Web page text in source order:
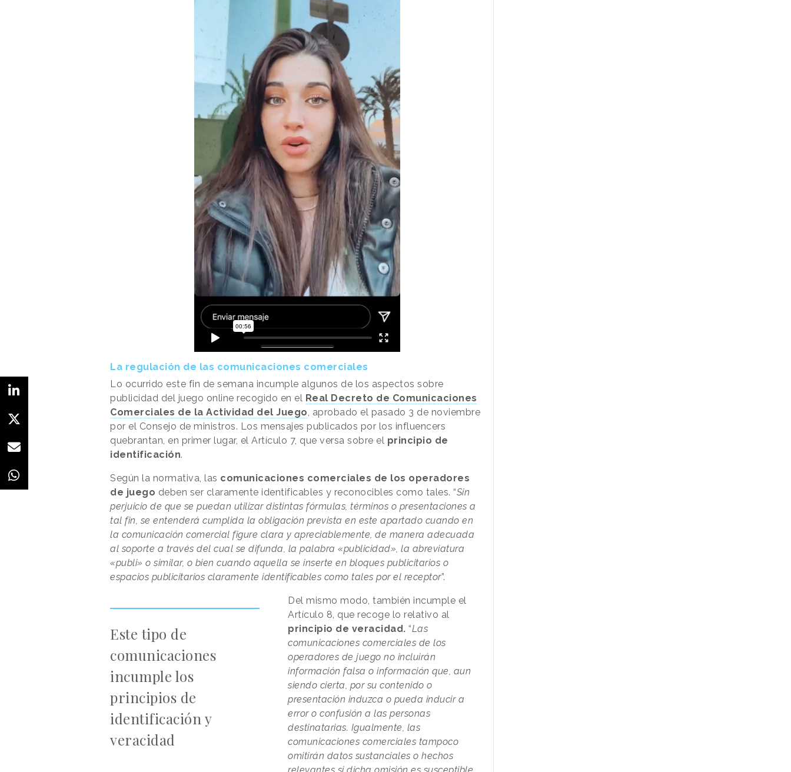
La regulación de las comunicaciones comerciales
Lo ocurrido este fin de semana incumple algunos de los aspectos sobre
publicidad del juego online recogido en el Real Decreto de Comunicaciones
Comerciales de la Actividad del Juego , aprobado el pasado 3 de noviembre
por el Consejo de ministros. Los mensajes publicados por los influencers
quebrantan, en primer lugar, el Artículo 7, que versa sobre el principio de
identificación.
Según la normativa, las comunicaciones comerciales de los operadores
de juego deben ser claramente identificables y reconocibles como tales. “Sin
perjuicio de que se puedan utilizar distintas fórmulas, términos o presentaciones a
tal fin, se entenderá cumplida la obligación prevista en este apartado cuando en
la comunicación comercial figure clara y apreciablemente, de manera adecuada
al soporte a través del cual se difunda, la palabra «publicidad», la abreviatura
«publi» o similar, o bien cuando aquella se inserte en bloques publicitarios o
espacios publicitarios claramente identificables como tales por el receptor”.
Este tipo de
comunicaciones
incumple los
principios de
identificación y
veracidad
Del mismo modo, también incumple el
Artículo 8, que recoge lo relativo al
principio de veracidad. “Las
comunicaciones comerciales de los
operadores de juego no incluirán
información falsa o información que, aun
siendo cierta, por su contenido o
presentación induzca o pueda inducir a
error o confusión a las personas
destinatarias. Igualmente, las
comunicaciones comerciales tampoco
omitirán datos sustanciales o hechos